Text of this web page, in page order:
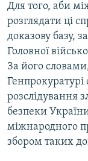
Для того, аби
розглядати ці
доказову базу,
Головної
За його
Генпрокуратурі
розслідування
безпеки
міжнародного
збором таких